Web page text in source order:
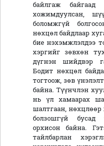
байлгаж байгаад
хожимдуулсан,
боломжгүй
нөхцөл байдлаар
бие нэхэмжлэлдээ
хэргийг зөвхөн
дүгнэн шийдвэр
Бодит нөхцөл
тогтоож, зөв
байна. Түүнчлэн
нь үл хамаарах
шалтгаан, нөхцлөөр
болзошгүй бусад
орхисон байна.
тайлбарлан